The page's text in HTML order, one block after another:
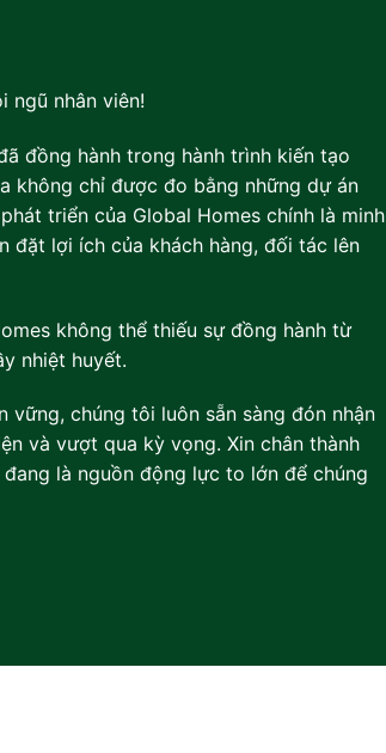
ngũ nhân viên!
đồng hành trong hành trình kiến tạo
không chỉ được đo bằng những dự án
triển của Global Homes chính là minh
đặt lợi ích của khách hàng, đối tác lên
không thể thiếu sự đồng hành từ
nhiệt huyết.
vững, chúng tôi luôn sẵn sàng đón nhận
và vượt qua kỳ vọng. Xin chân thành
là nguồn động lực to lớn để chúng